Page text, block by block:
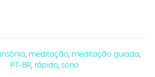
insônia, meditação, meditação guiada,
PT-BR, rápido, sono